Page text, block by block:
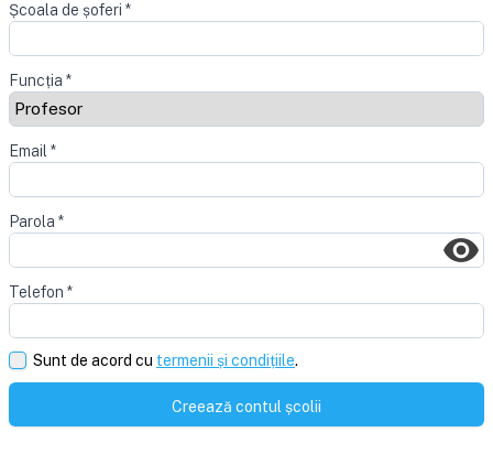
Școala de șoferi *
Funcția *
Email *
Parola *
Telefon *
Sunt de acord cu termenii și condițiile.
Creează contul școlii